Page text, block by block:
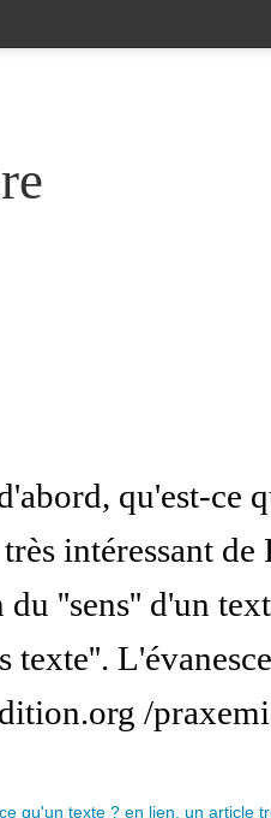
qu'est-ce
intéressant de
''sens'' d'un
texte''.
/